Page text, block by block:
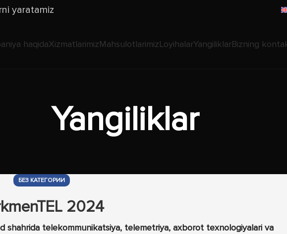
yaratamiz
haqidaXizmatlarimizMahsulotlarimizLoyihalarYangiliklarBizning
Yangiliklar
БЕЗ КАТЕГОРИИ
2024
shahrida telekommunikatsiya, telemetriya, axborot texnologiyalari va